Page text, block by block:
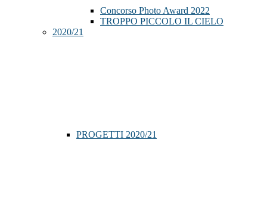
Concorso Photo Award 2022
TROPPO PICCOLO IL CIELO
2020/21
PROGETTI 2020/21